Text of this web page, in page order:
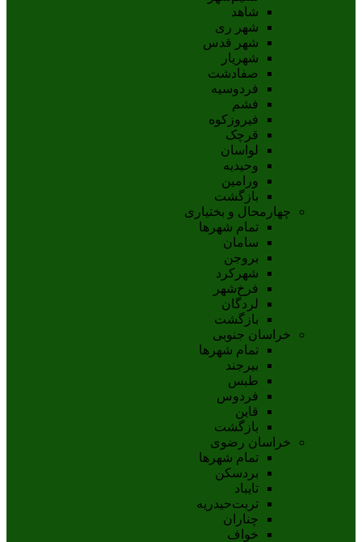
شاهد
شهر ری
شهر قدس
شهریار
صفادشت
فردوسیه
فشم
فیروزکوه
قرچک
لواسان
وحیدیه
ورامین
بازگشت
چهارمحال و بختیاری
تمام شهر‌ها
سامان
بروجن
شهرکرد
فرخ‌شهر
لردگان
بازگشت
خراسان جنوبی
تمام شهر‌ها
بيرجند
طبس
فردوس
قاين
بازگشت
خراسان رضوی
تمام شهر‌ها
بردسکن
تایباد
تربت‌حیدریه
چناران
خواف